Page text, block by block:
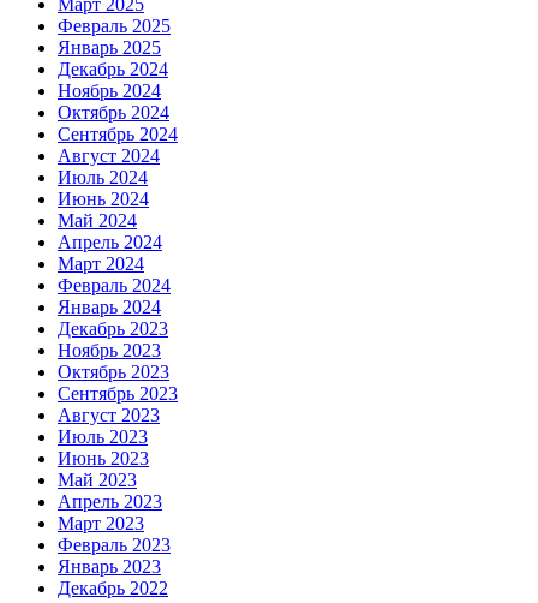
Февраль 2025
Январь 2025
Декабрь 2024
Ноябрь 2024
Октябрь 2024
Сентябрь 2024
Август 2024
Июль 2024
Июнь 2024
Май 2024
Апрель 2024
Март 2024
Февраль 2024
Январь 2024
Декабрь 2023
Ноябрь 2023
Октябрь 2023
Сентябрь 2023
Август 2023
Июль 2023
Июнь 2023
Май 2023
Апрель 2023
Март 2023
Февраль 2023
Январь 2023
Декабрь 2022